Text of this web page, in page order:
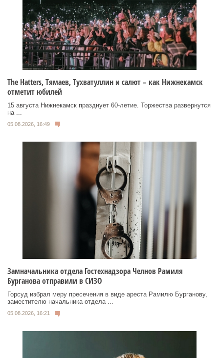
Тhe Нatters, Тямаев, Тухватуллин и салют – как Нижнекамск
отметит юбилей
15 августа Нижнекамск празднует 60‑летие. Торжества развернутся
на ...
05.08.2026, 16:49
Замначальника отдела Гостехнадзора Челнов Рамиля
Бурганова отправили в СИЗО
Горсуд избрал меру пресечения в виде ареста Рамилю Бурганову,
заместителю начальника отдела ...
05.08.2026, 16:21